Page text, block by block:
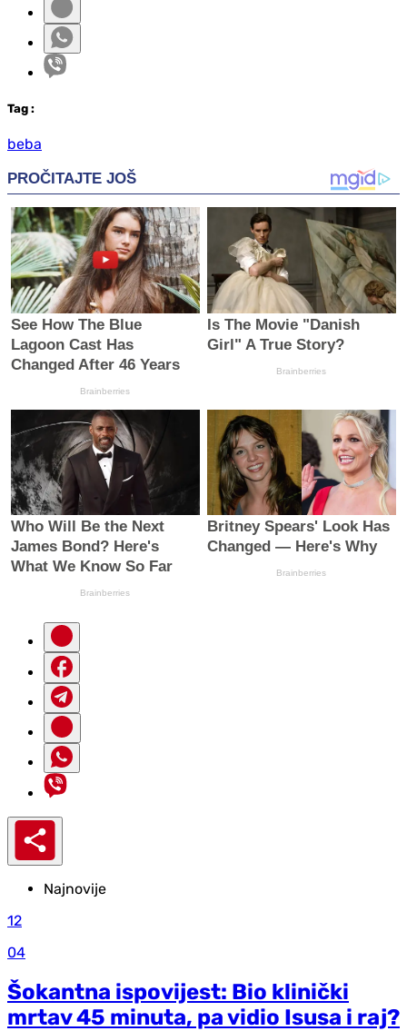
Tag :
beba
Najnovije
12
04
Šokantna ispovijest: Bio klinički
mrtav 45 minuta, pa vidio Isusa i raj?